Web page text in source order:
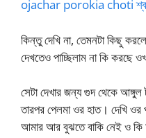
ojachar porokia choti
কিন্তু দেখি না, তেমনটা কিছু
দেখতেও পাচ্ছিলাম না কি করছে
সেটা দেখার জন্য গুদ থেকে
তারপর পেলমা ওর হাত। দেখি ওর
আমার আর বুঝতে বাকি নেই ও কি